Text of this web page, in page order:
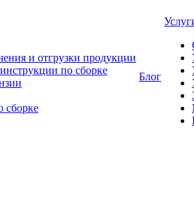
и отгрузки продукции
по сборке
сборке
Блог